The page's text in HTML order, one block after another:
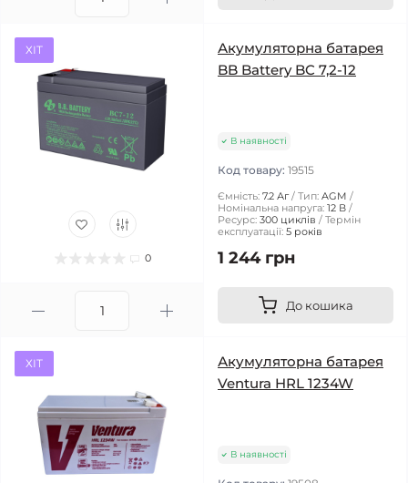
ХІТ
0
Акумуляторна батарея
BB Battery BC 7,2-12
В наявності
Код товару: 19515
Ємність: 7.2 Аг Тип: AGM
Номінальна напруга: 12 В
Ресурс: 300 циклів
Термін
експлуатації: 5 років
1 244 грн
До кошика
ХІТ
Акумуляторна батарея
Ventura HRL 1234W
В наявності